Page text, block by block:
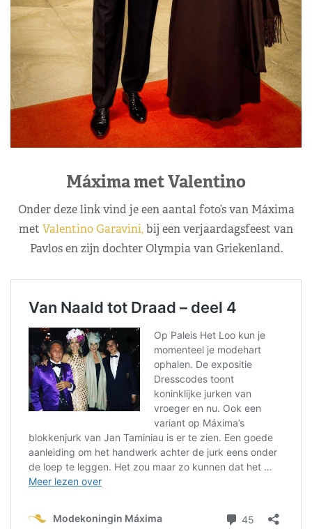
Máxima met Valentino
Onder deze link vind je een aantal foto’s van Máxima
met Valentino Garavini,bij een verjaardagsfeest van
Pavlos en zijn dochter Olympia van Griekenland.